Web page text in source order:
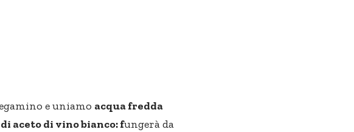
e uniamo acqua fredda
aceto di vino bianco: fungerà da